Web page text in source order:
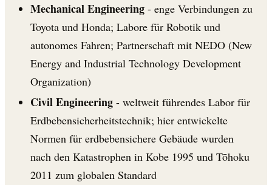
Mechanical Engineering- enge Verbindungen zu
Toyota und Honda; Labore für Robotik und
autonomes Fahren; Partnerschaft mit NEDO (New
Energy and Industrial Technology Development
Organization)
Civil Engineering- weltweit führendes Labor für
Erdbebensicherheitstechnik; hier entwickelte
Normen für erdbebensichere Gebäude wurden
nach den Katastrophen in Kobe 1995 und Tōhoku
2011 zum globalen Standard